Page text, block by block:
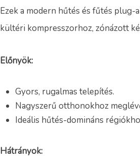
Ezek a modern hűtés és fűtés
kültéri kompresszorhoz, zónázott
Előnyök:
Gyors, rugalmas telepítés.
Nagyszerű otthonokhoz
Ideális hűtés-domináns
Hátrányok: